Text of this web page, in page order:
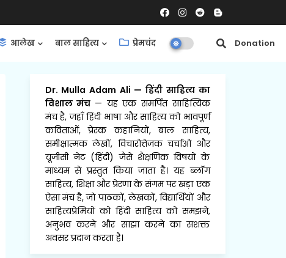
आलेख बाल साहित्य प्रेमचंद समीक्षाएँ Donation
Dr. Mulla Adam Ali —हिंदी साहित्य का
विशाल मंच — यह एक समर्पित साहित्यिक
मंच है, जहाँ हिंदी भाषा और साहित्य को भावपूर्ण
कविताओं, प्रेरक कहानियों, बाल साहित्य,
समीक्षात्मक लेखों, विचारोत्तेजक चर्चाओं और
यूजीसी नेट (हिंदी) जैसे शैक्षणिक विषयों के
माध्यम से प्रस्तुत किया जाता है। यह ब्लॉग
साहित्य, शिक्षा और प्रेरणा के संगम पर खड़ा एक
ऐसा मंच है, जो पाठकों, लेखकों, विद्यार्थियों और
साहित्यप्रेमियों को हिंदी साहित्य को समझने,
अनुभव करने और साझा करने का सशक्त
अवसर प्रदान करता है।